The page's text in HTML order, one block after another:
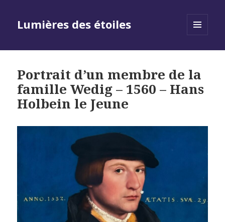
Lumières des étoiles
Portrait d’un membre de la
famille Wedig – 1560 – Hans
Holbein le Jeune